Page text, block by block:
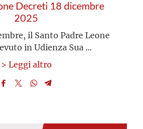
Decreti 18 dicembre
2025
il Santo Padre Leone
in Udienza Sua ...
> Leggi altro